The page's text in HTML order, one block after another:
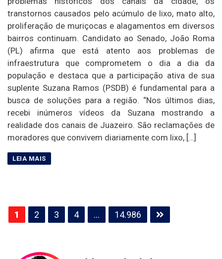
transtornos causados pelo acúmulo de lixo, mato alto,
proliferação de muriçocas e alagamentos em diversos
bairros continuam. Candidato ao Senado, João Roma
(PL) afirma que está atento aos problemas de
infraestrutura que comprometem o dia a dia da
população e destaca que a participação ativa de sua
suplente Suzana Ramos (PSDB) é fundamental para a
busca de soluções para a região. “Nos últimos dias,
recebi inúmeros vídeos da Suzana mostrando a
realidade dos canais de Juazeiro. São reclamações de
moradores que convivem diariamente com lixo, […]
Paginação
de
1 2 3 4 … 14.986